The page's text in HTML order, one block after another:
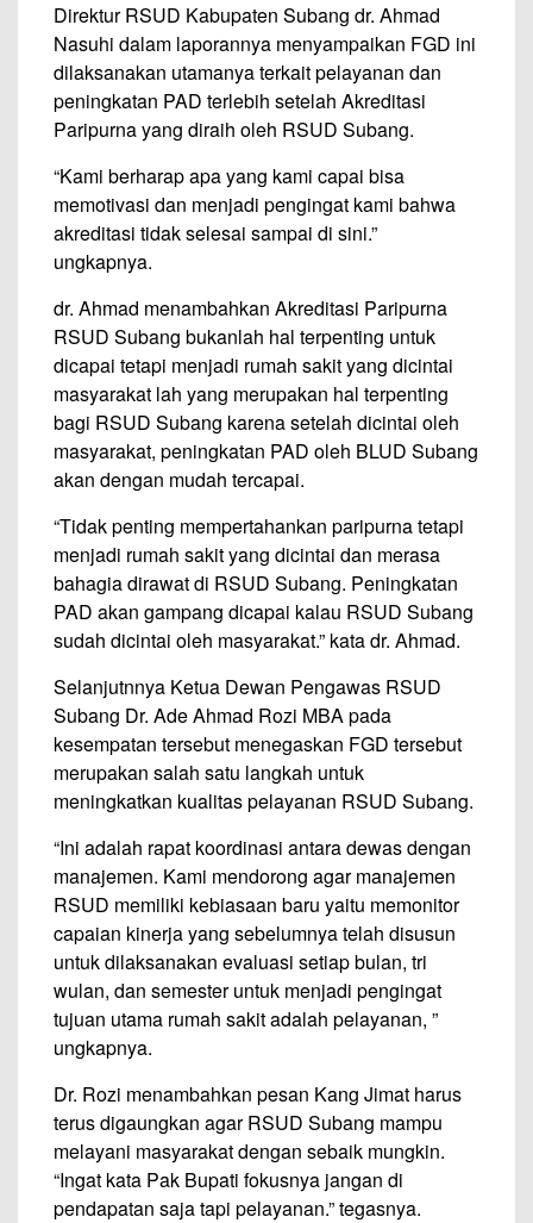
Direktur RSUD Kabupaten Subang dr. Ahmad
Nasuhi dalam laporannya menyampaikan FGD ini
dilaksanakan utamanya terkait pelayanan dan
peningkatan PAD terlebih setelah Akreditasi
Paripurna yang diraih oleh RSUD Subang.
“Kami berharap apa yang kami capai bisa
memotivasi dan menjadi pengingat kami bahwa
akreditasi tidak selesai sampai di sini.”
ungkapnya.
dr. Ahmad menambahkan Akreditasi Paripurna
RSUD Subang bukanlah hal terpenting untuk
dicapai tetapi menjadi rumah sakit yang dicintai
masyarakat lah yang merupakan hal terpenting
bagi RSUD Subang karena setelah dicintai oleh
masyarakat, peningkatan PAD oleh BLUD Subang
akan dengan mudah tercapai.
“Tidak penting mempertahankan paripurna tetapi
menjadi rumah sakit yang dicintai dan merasa
bahagia dirawat di RSUD Subang. Peningkatan
PAD akan gampang dicapai kalau RSUD Subang
sudah dicintai oleh masyarakat.” kata dr. Ahmad.
Selanjutnnya Ketua Dewan Pengawas RSUD
Subang Dr. Ade Ahmad Rozi MBA pada
kesempatan tersebut menegaskan FGD tersebut
merupakan salah satu langkah untuk
meningkatkan kualitas pelayanan RSUD Subang.
“Ini adalah rapat koordinasi antara dewas dengan
manajemen. Kami mendorong agar manajemen
RSUD memiliki kebiasaan baru yaitu memonitor
capaian kinerja yang sebelumnya telah disusun
untuk dilaksanakan evaluasi setiap bulan, tri
wulan, dan semester untuk menjadi pengingat
tujuan utama rumah sakit adalah pelayanan, ”
ungkapnya.
Dr. Rozi menambahkan pesan Kang Jimat harus
terus digaungkan agar RSUD Subang mampu
melayani masyarakat dengan sebaik mungkin.
“Ingat kata Pak Bupati fokusnya jangan di
pendapatan saja tapi pelayanan.” tegasnya.